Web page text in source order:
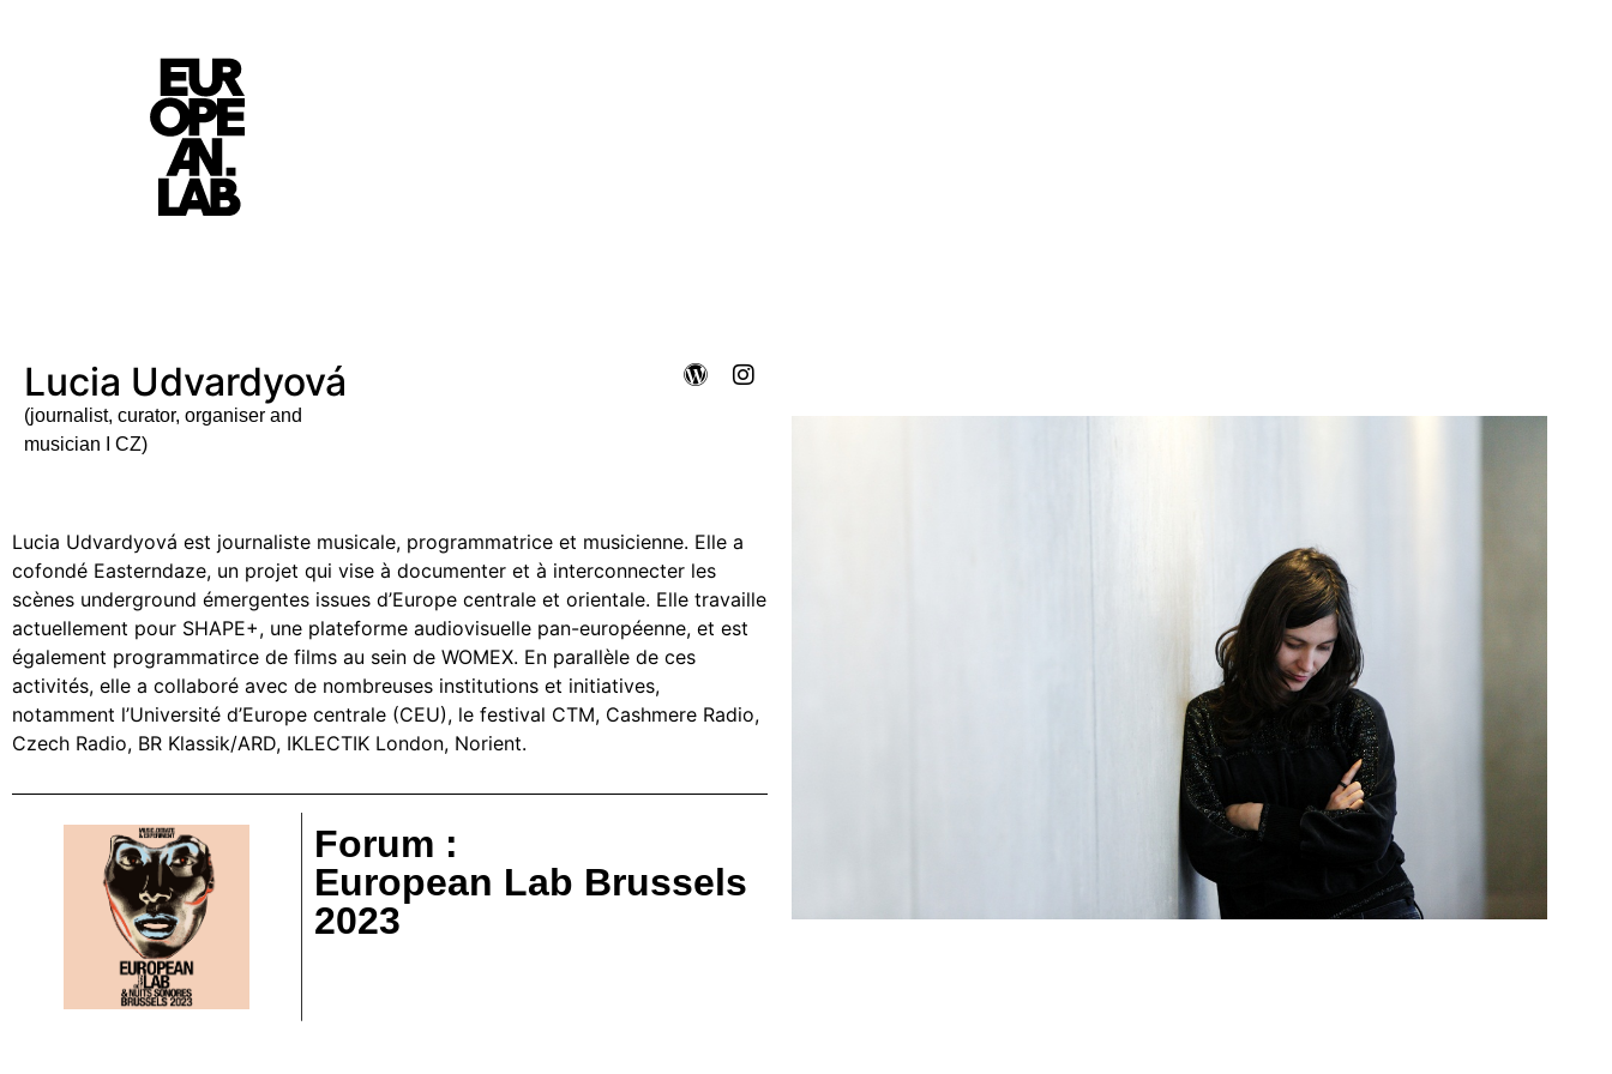
Lucia Udvardyová
(journalist, curator, organiser and
musician I CZ)
Lucia Udvardyová est journaliste musicale, programmatrice et musicienne. Elle a
cofondé Easterndaze, un projet qui vise à documenter et à interconnecter les
scènes underground émergentes issues d’Europe centrale et orientale. Elle travaille
actuellement pour SHAPE+, une plateforme audiovisuelle pan-européenne, et est
également programmatirce de films au sein de WOMEX. En parallèle de ces
activités, elle a collaboré avec de nombreuses institutions et initiatives,
notamment l’Université d’Europe centrale (CEU), le festival CTM, Cashmere Radio,
Czech Radio, BR Klassik/ARD, IKLECTIK London, Norient.
Forum :
European Lab Brussels
2023